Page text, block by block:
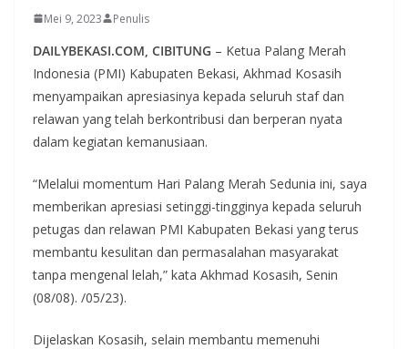
Mei 9, 2023 Penulis
DAILYBEKASI.COM, CIBITUNG – Ketua Palang Merah
Indonesia (PMI) Kabupaten Bekasi, Akhmad Kosasih
menyampaikan apresiasinya kepada seluruh staf dan
relawan yang telah berkontribusi dan berperan nyata
dalam kegiatan kemanusiaan.
“Melalui momentum Hari Palang Merah Sedunia ini, saya
memberikan apresiasi setinggi-tingginya kepada seluruh
petugas dan relawan PMI Kabupaten Bekasi yang terus
membantu kesulitan dan permasalahan masyarakat
tanpa mengenal lelah,” kata Akhmad Kosasih, Senin
(08/08). /05/23).
Dijelaskan Kosasih, selain membantu memenuhi